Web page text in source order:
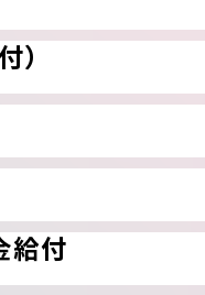
）
給付